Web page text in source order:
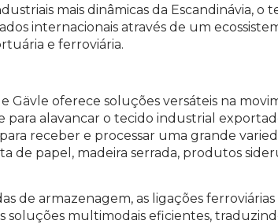
mais dinâmicas da Escandinávia, o
internacionais através de um
e ferroviária.
Gävle oferece soluções versáteis na
para alavancar o tecido industrial
receber e processar uma grande
de papel, madeira serrada, produtos
de armazenagem, as ligações
soluções multimodais eficientes,